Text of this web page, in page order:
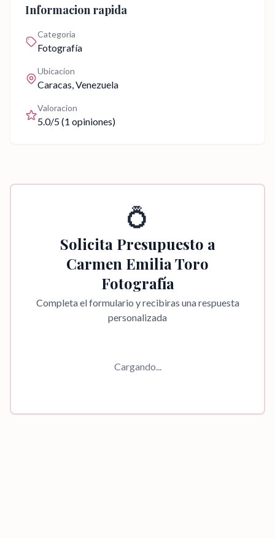
Informacion rapida
Categoria
Fotografía
Ubicacion
Caracas, Venezuela
Valoracion
5.0/5 (1 opiniones)
💍
Solicita Presupuesto a
Carmen Emilia Toro
Fotografía
Completa el formulario y recibiras una respuesta
personalizada
Cargando...